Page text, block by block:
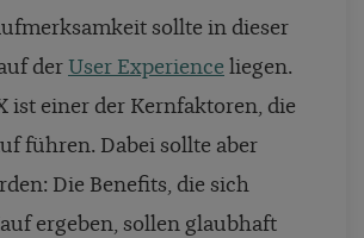
sollte in dieser
der User Experience liegen.
ist einer der Kernfaktoren, die
führen. Dabei sollte aber
Die Benefits, die sich
ergeben, sollen glaubhaft